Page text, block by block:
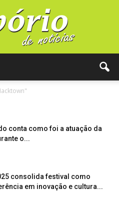
conta como foi a atuação da
o...
consolida festival como
em inovação e cultura...